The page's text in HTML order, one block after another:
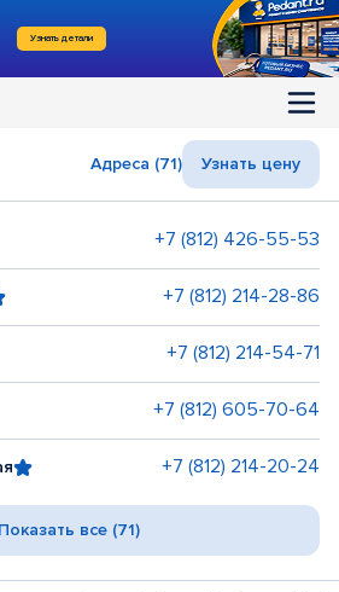
Узнать детали
Адреса (71) Узнать цену
+7 (812) 426-55-53
+7 (812) 214-28-86
+7 (812) 214-54-71
+7 (812) 605-70-64
+7 (812) 214-20-24
Показать все (71)